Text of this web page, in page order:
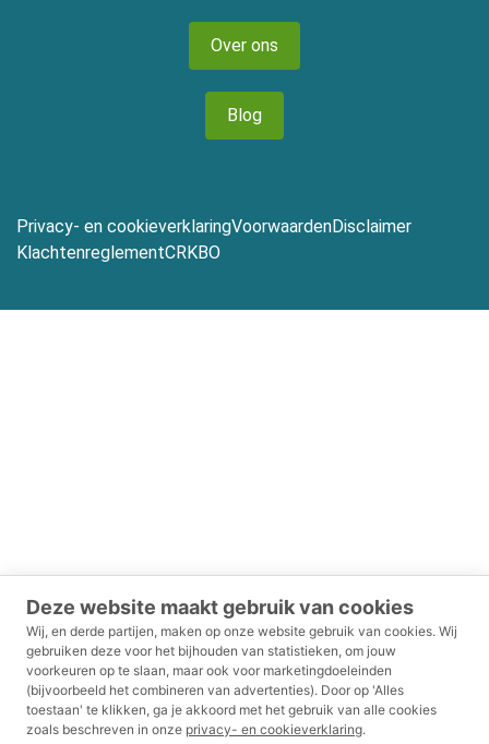
Deze website maakt gebruik van cookies
Wij, en derde partijen, maken op onze website gebruik van cookies. Wij
gebruiken deze voor het bijhouden van statistieken, om jouw
voorkeuren op te slaan, maar ook voor marketingdoeleinden
(bijvoorbeeld het combineren van advertenties). Door op 'Alles
toestaan' te klikken, ga je akkoord met het gebruik van alle cookies
zoals beschreven in onze privacy- en cookieverklaring.
Over ons
Blog
Privacy- en cookieverklaringVoorwaardenDisclaimer
KlachtenreglementCRKBO